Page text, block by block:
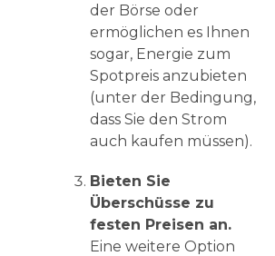
der Börse oder
ermöglichen es Ihnen
sogar, Energie zum
Spotpreis anzubieten
(unter der Bedingung,
dass Sie den Strom
auch kaufen müssen).
Bieten Sie
Überschüsse zu
festen Preisen an.
Eine weitere Option